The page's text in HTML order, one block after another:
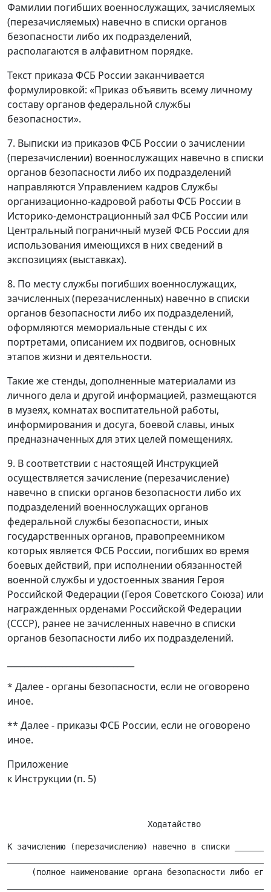
Фамилии погибших военнослужащих, зачисляемых
(перезачисляемых) навечно в списки органов
безопасности либо их подразделений,
располагаются в алфавитном порядке.
Текст приказа ФСБ России заканчивается
формулировкой: «Приказ объявить всему личному
составу органов федеральной службы
безопасности».
7. Выписки из приказов ФСБ России о зачислении
(перезачислении) военнослужащих навечно в списки
органов безопасности либо их подразделений
направляются Управлением кадров Службы
организационно-кадровой работы ФСБ России в
Историко-демонстрационный зал ФСБ России или
Центральный пограничный музей ФСБ России для
использования имеющихся в них сведений в
экспозициях (выставках).
8. По месту службы погибших военнослужащих,
зачисленных (перезачисленных) навечно в списки
органов безопасности либо их подразделений,
оформляются мемориальные стенды с их
портретами, описанием их подвигов, основных
этапов жизни и деятельности.
Такие же стенды, дополненные материалами из
личного дела и другой информацией, размещаются
в музеях, комнатах воспитательной работы,
информирования и досуга, боевой славы, иных
предназначенных для этих целей помещениях.
9. В соответствии с настоящей Инструкцией
осуществляется зачисление (перезачисление)
навечно в списки органов безопасности либо их
подразделений военнослужащих органов
федеральной службы безопасности, иных
государственных органов, правопреемником
которых является ФСБ России, погибших во время
боевых действий, при исполнении обязанностей
военной службы и удостоенных звания Героя
Российской Федерации (Героя Советского Союза) или
награжденных орденами Российской Федерации
(СССР), ранее не зачисленных навечно в списки
органов безопасности либо их подразделений.
* Далее - органы безопасности, если не оговорено
иное.
** Далее - приказы ФСБ России, если не оговорено
иное.
Приложение
к Инструкции (п. 5)
К зачислению (перезачислению) навечно в списки
(полное наименование органа безопасности либо